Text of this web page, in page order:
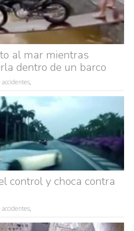
populares
guapas
a nacer
accidentes
rusos
caídas
al mar mientras
dentro de un barco
accidentes,
control y choca contra
accidentes,